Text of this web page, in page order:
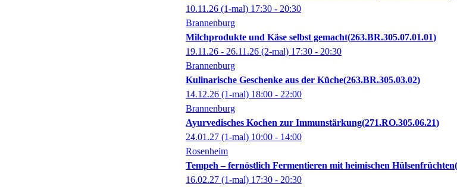
10.11.26 (1-mal) 17:30 - 20:30
Brannenburg
Milchprodukte und Käse selbst gemacht 263.BR.305.07.01.01
19.11.26 - 26.11.26 (2-mal) 17:30 - 20:30
Brannenburg
Kulinarische Geschenke aus der Küche 263.BR.305.03.02
14.12.26 (1-mal) 18:00 - 22:00
Brannenburg
Ayurvedisches Kochen zur Immunstärkung 271.RO.305.06.21
24.01.27 (1-mal) 10:00 - 14:00
Rosenheim
Tempeh – fernöstlich Fermentieren mit heimischen Hülsenfrüchten
16.02.27 (1-mal) 17:30 - 20:30